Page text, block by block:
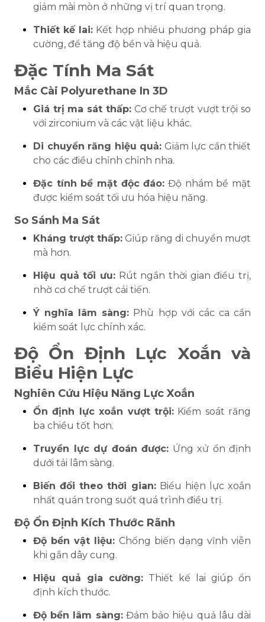
giảm mài mòn ở những vị trí quan trọng.
Thiết kế lai: Kết hợp nhiều phương pháp gia
cường, để tăng độ bền và hiệu quả.
Đặc Tính Ma Sát
Mắc Cài Polyurethane In 3D
Giá trị ma sát thấp:Cơ chế trượt vượt trội so
với zirconium và các vật liệu khác.
Di chuyển răng hiệu quả: Giảm lực cần thiết
cho các điều chỉnh chỉnh nha.
Đặc tính bề mặt độc đáo: Độ nhám bề mặt
được kiểm soát tối ưu hóa hiệu năng.
So Sánh Ma Sát
Kháng trượt thấp: Giúp răng di chuyển mượt
mà hơn.
Hiệu quả tối ưu: Rút ngắn thời gian điều trị,
nhờ cơ chế trượt cải tiến.
Ý nghĩa lâm sàng: Phù hợp với các ca cần
kiểm soát lực chính xác.
Độ Ổn Định Lực Xoắn và
Biểu Hiện Lực
Nghiên Cứu Hiệu Năng Lực Xoắn
Ổn định lực xoắn vượt trội:Kiểm soát răng
ba chiều tốt hơn.
Truyền lực dự đoán được: Ứng xử ổn định
dưới tải lâm sàng.
Biến đổi theo thời gian:Biểu hiện lực xoắn
nhất quán trong suốt quá trình điều trị.
Độ Ổn Định Kích Thước Rãnh
Độ bền vật liệu: Chống biến dạng vĩnh viễn
khi gắn dây cung.
Hiệu quả gia cường: Thiết kế lai giúp ổn
định kích thước.
Độ bền lâm sàng:Đảm bảo hiệu quả lâu dài